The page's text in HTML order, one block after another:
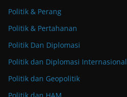
Politik & Perang
Politik & Pertahanan
Politik Dan Diplomasi
Politik dan Diplomasi Internasional
Politik dan Geopolitik